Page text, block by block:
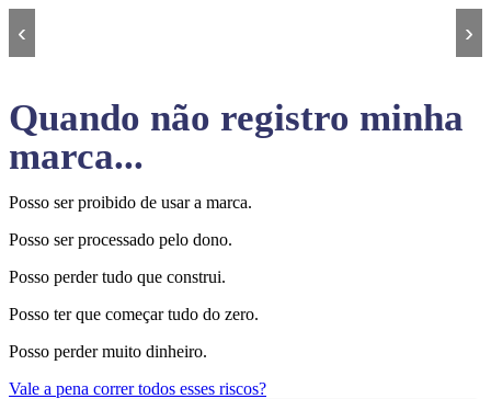
‹ ›
Quando não registro minha
marca...
Posso ser proibido de usar a marca.
Posso ser processado pelo dono.
Posso perder tudo que construi.
Posso ter que começar tudo do zero.
Posso perder muito dinheiro.
Vale a pena correr todos esses riscos?